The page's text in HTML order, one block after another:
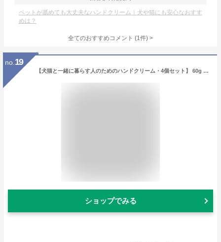
ペットが舐めても大丈夫なハンドクリーム｜犬や猫にも安心なおすす
めは？
全てのおすすめコメント (1件) >
no. 19
【犬猫と一緒に暮らす人のためのハンドクリーム・4個セット】 60g 犬 猫 ペット ハンドクリーム べたつかない オーガニック 無添加 無香料 プレゼント 敏感肌 プチ ギフト 誕生日 猫好き 手荒れ 保湿 猫グッズ トリマー 安心 安全 無着色 バレンタイン
ショップでみる